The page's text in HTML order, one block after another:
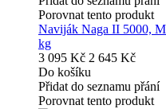
Porovnat tento produkt
Naviják Naga II 5000,
kg
3 095 Kč 2 645 Kč
Do košíku
Přidat do seznamu přání
Porovnat tento produkt